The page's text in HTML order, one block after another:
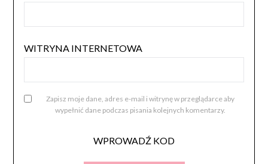
WITRYNA INTERNETOWA
Zapisz moje dane, adres e-mail i witrynę w przeglądarce aby
wypełnić dane podczas pisania kolejnych komentarzy.
WPROWADŹ KOD